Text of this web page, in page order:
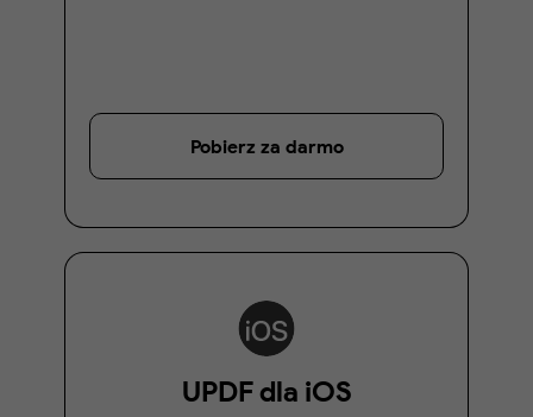
Pobierz za darmo
UPDF dla iOS